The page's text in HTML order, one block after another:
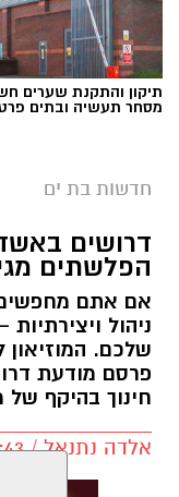
תיקון והתקנת שערים
מסחר תעשיה ובתים
חדשות בת ים
דרושים
הפלשתים
אם אתם
ניהול
שלכם.
פרסם מודעת
חינוך בהיקף
אלדה נתנאל / 09:43 07.08.26